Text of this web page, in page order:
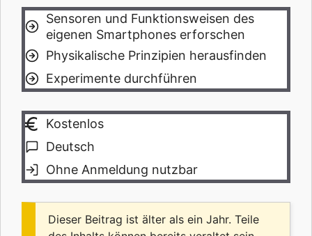
Sensoren und Funktionsweisen des
eigenen Smartphones erforschen
Physikalische Prinzipien herausfinden
Experimente durchführen
Kostenlos
Deutsch
Ohne Anmeldung nutzbar
Dieser Beitrag ist älter als ein Jahr. Teile